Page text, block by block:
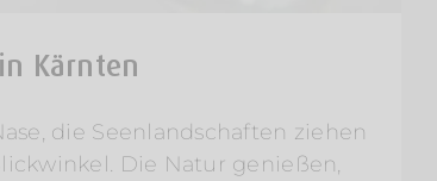
Kärnten
die Seenlandschaften ziehen
Die Natur genießen,